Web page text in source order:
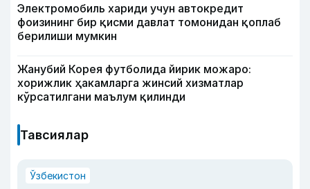
Электромобиль хариди учун автокредит
фоизининг бир қисми давлат томонидан қоплаб
берилиши мумкин
Жанубий Корея футболида йирик можаро:
хорижлик ҳакамларга жинсий хизматлар
кўрсатилгани маълум қилинди
Тавсиялар
Ўзбекистон